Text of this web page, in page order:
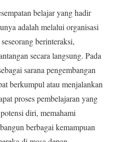
belajar yang hadir
adalah melalui organisasi
berinteraksi,
secara langsung. Pada
sarana pengembangan
berkumpul atau menjalankan
proses pembelajaran yang
diri, memahami
berbagai kemampuan